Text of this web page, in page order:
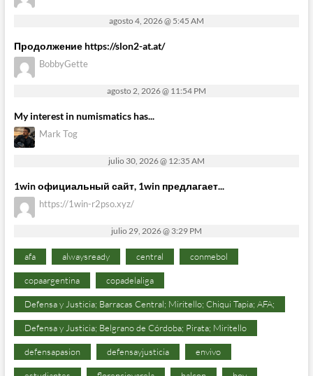
agosto 4, 2026 @ 5:45 AM
Продолжение https://slon2-at.at/
BobbyGette
agosto 2, 2026 @ 11:54 PM
My interest in numismatics has...
Mark Tog
julio 30, 2026 @ 12:35 AM
1win официальный сайт, 1win предлагает...
https://1win-r2pso.xyz/
julio 29, 2026 @ 3:29 PM
afa alwaysready central conmebol
copaargentina copadelaliga
Defensa y Justicia; Barracas Central; Miritello; Chiqui Tapia; AFA;
Defensa y Justicia; Belgrano de Córdoba; Pirata; Miritello
defensapasion defensayjusticia envivo